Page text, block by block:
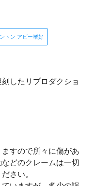
トン アビー嗜好
したリプロダクショ
すので所々に傷があ
どのクレームは一切
さい。